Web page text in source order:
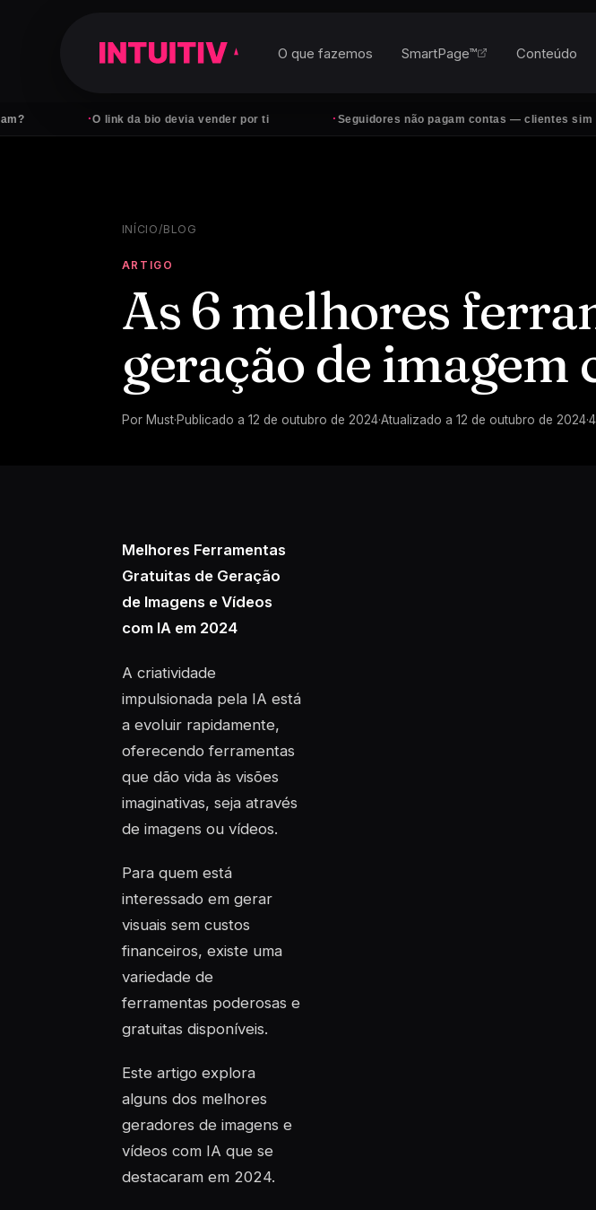
O link da bio devia vender por ti Seguidores não pagam contas — clientes sim
O que fazemos SmartPage™ Conteúdo
INÍCIO/BLOG
ARTIGO
As 6 melhores
geração de imagem
Por Must·Publicado a 12 de outubro de 2024·Atualizado a 12 de outubro de 2024·4
Melhores Ferramentas
Gratuitas de Geração
de Imagens e Vídeos
com IA em 2024
A criatividade
impulsionada pela IA está
a evoluir rapidamente,
oferecendo ferramentas
que dão vida às visões
imaginativas, seja através
de imagens ou vídeos.
Para quem está
interessado em gerar
visuais sem custos
financeiros, existe uma
variedade de
ferramentas poderosas e
gratuitas disponíveis.
Este artigo explora
alguns dos melhores
geradores de imagens e
vídeos com IA que se
destacaram em 2024.